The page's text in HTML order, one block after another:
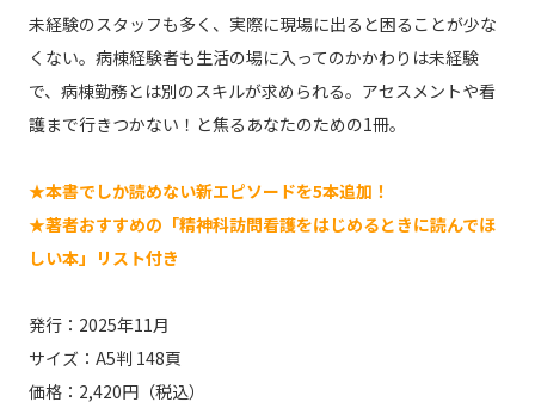
未経験のスタッフも多く、実際に現場に出ると困ることが少な
くない。病棟経験者も生活の場に入ってのかかわりは未経験
で、病棟勤務とは別のスキルが求められる。アセスメントや看
護まで行きつかない！と焦るあなたのための1冊。
★本書でしか読めない新エピソードを5本追加！
★著者おすすめの「精神科訪問看護をはじめるときに読んでほ
しい本」リスト付き
発行：2025年11月
サイズ：A5判 148頁
価格：2,420円（税込）